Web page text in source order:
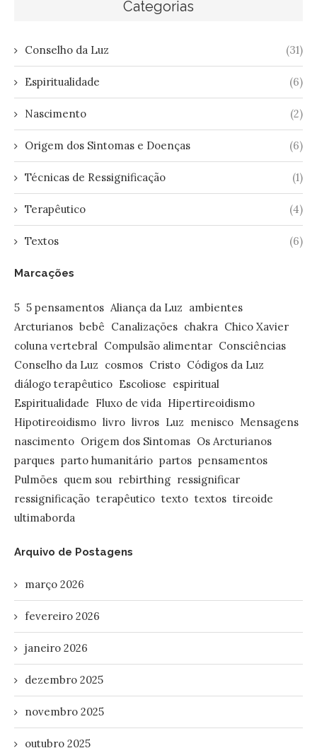
Categorias
Conselho da Luz (31)
Espiritualidade (6)
Nascimento (2)
Origem dos Sintomas e Doenças (6)
Técnicas de Ressignificação (1)
Terapêutico (4)
Textos (6)
Marcações
5 5 pensamentos Aliança da Luz ambientes
Arcturianos bebê Canalizações chakra Chico Xavier
coluna vertebral Compulsão alimentar Consciências
Conselho da Luz cosmos Cristo Códigos da Luz
diálogo terapêutico Escoliose espiritual
Espiritualidade Fluxo de vida Hipertireoidismo
Hipotireoidismo livro livros Luz menisco Mensagens
nascimento Origem dos Sintomas Os Arcturianos
parques parto humanitário partos pensamentos
Pulmões quem sou rebirthing ressignificar
ressignificação terapêutico texto textos tireoide
ultimaborda
Arquivo de Postagens
março 2026
fevereiro 2026
janeiro 2026
dezembro 2025
novembro 2025
outubro 2025